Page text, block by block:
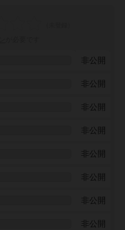
非公開
非公開
非公開
非公開
非公開
非公開
非公開
非公開